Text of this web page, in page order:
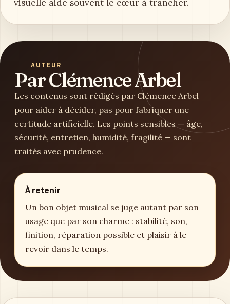
visuelle aide souvent le cœur à trancher.
AUTEUR
Par Clémence Arbel
Les contenus sont rédigés par Clémence Arbel
pour aider à décider, pas pour fabriquer une
certitude artificielle. Les points sensibles — âge,
sécurité, entretien, humidité, fragilité — sont
traités avec prudence.
À retenir
Un bon objet musical se juge autant par son
usage que par son charme : stabilité, son,
finition, réparation possible et plaisir à le
revoir dans le temps.